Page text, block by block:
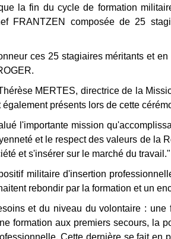
la fin du cycle de formation
FRANTZEN composée de 25
ces 25 stagiaires méritants et
MERTES, directrice de la
présents lors de cette
l'importante mission
et le respect des valeurs de la
et s'insérer sur le marché du travail."
militaire d'insertion
rebondir par la formation et un
et du niveau du volontaire : une
formation aux premiers secours, la